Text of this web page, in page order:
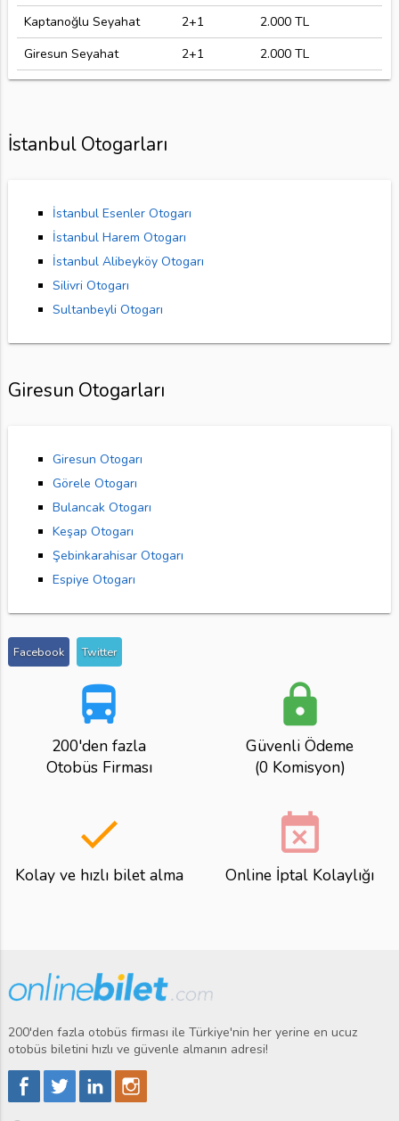
Kaptanoğlu Seyahat
2+1
2.000 TL
Giresun Seyahat
2+1 2.000 TL
İstanbul Otogarları
İstanbul Esenler Otogarı
İstanbul Harem Otogarı
İstanbul Alibeyköy Otogarı
Silivri Otogarı
Sultanbeyli Otogarı
Giresun Otogarları
Giresun Otogarı
Görele Otogarı
Bulancak Otogarı
Keşap Otogarı
Şebinkarahisar Otogarı
Espiye Otogarı
Facebook Twitter
directions_bus
200'den fazla
Otobüs Firması
lock
Güvenli Ödeme
(0 Komisyon)
done
Kolay ve hızlı bilet alma
event_busy
Online İptal Kolaylığı
200'den fazla otobüs firması ile Türkiye'nin her yerine en ucuz
otobüs biletini hızlı ve güvenle almanın adresi!